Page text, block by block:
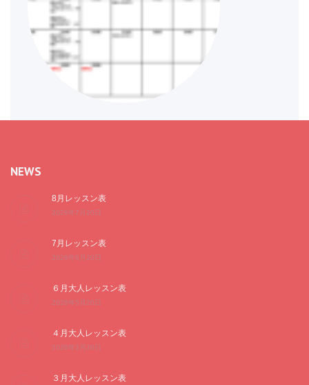
NEWS
8月レッスン表
2026年7月20日
7月レッスン表
2026年6月20日
６月大人レッスン表
2026年5月20日
４月大人レッスン表
2026年3月20日
３月大人レッスン表